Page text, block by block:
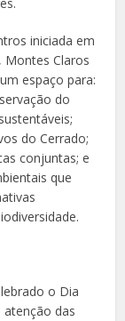
iniciada em
Montes Claros
espaço para:
do
do Cerrado;
conjuntas; e
que
o Dia
das